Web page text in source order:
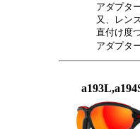
アダプタ
又、レン
直付け度
アダプタ